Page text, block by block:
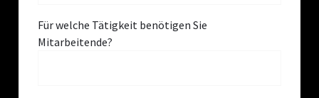
Für welche Tätigkeit benötigen Sie
Mitarbeitende?